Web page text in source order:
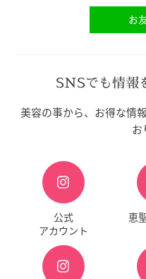
お
SNSでも情報
美容の事から、お得な情
お
公式
アカウント
恵